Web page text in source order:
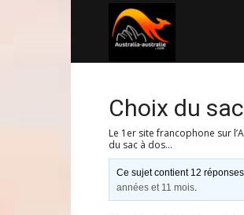
Choix du
Le 1er site francophone sur
du sac à dos…
Ce sujet contient 12
années et 11 mois.